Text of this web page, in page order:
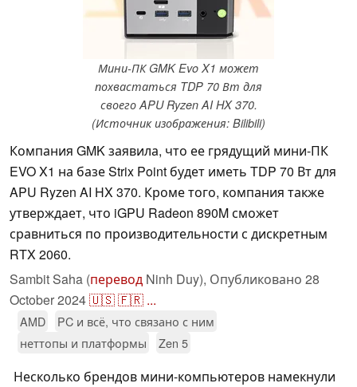
Мини-ПК GMK Evo X1 может
похвастаться TDP 70 Вт для
своего APU Ryzen AI HX 370.
(Источник изображения: Bilibili)
Компания GMK заявила, что ее грядущий мини-ПК
EVO X1 на базе Strix Point будет иметь TDP 70 Вт для
APU Ryzen AI HX 370. Кроме того, компания также
утверждает, что iGPU Radeon 890M сможет
сравниться по производительности с дискретным
RTX 2060.
Sambit Saha (перевод Ninh Duy), Опубликовано 28
October 2024🇺🇸🇫🇷 ...
AMD
PC и всё, что связано с ним
неттопы и платформы
Zen 5
Несколько брендов мини-компьютеров намекнули